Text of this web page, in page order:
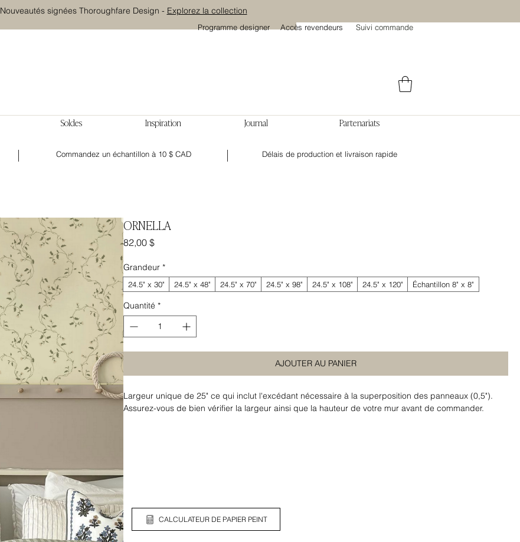
Nouveautés signées Thoroughfare Design - Explorez la collection
Programme designer Accès revendeurs Suivi commande
Soldes Inspiration Journal Partenariats
Commandez un échantillon à 10 $ CAD Délais de production et livraison rapide
ORNELLA
82,00 $Prix
Grandeur *
24.5" x 30" 24.5" x 48" 24.5" x 70" 24.5" x 98" 24.5" x 108" 24.5" x 120" Échantillon 8" x 8"
Quantité *
AJOUTER AU PANIER
Largeur unique de 25" ce qui inclut l'excédant nécessaire à la superposition des panneaux (0,5").
Assurez-vous de bien vérifier la largeur ainsi que la hauteur de votre mur avant de commander.
CALCULATEUR DE PAPIER PEINT